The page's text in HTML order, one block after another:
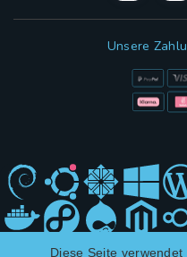
Unsere
Diese Seite